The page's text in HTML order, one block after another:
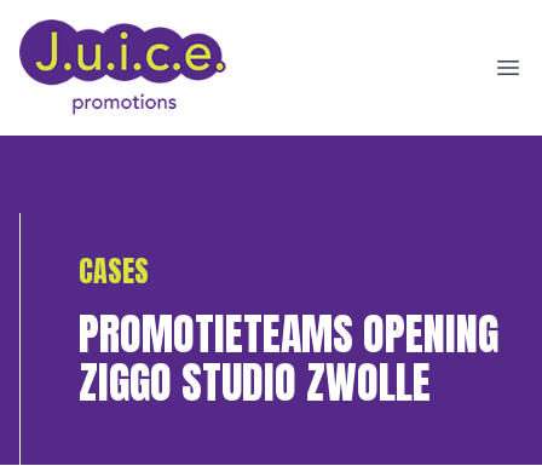
CASES
PROMOTIETEAMS OPENING
ZIGGO STUDIO ZWOLLE